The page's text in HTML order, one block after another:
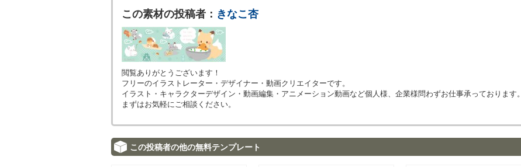
この素材の投稿者： きなこ杏
閲覧ありがとうございます！
フリーのイラストレーター・デザイナー・動画クリエイターです。
イラスト・キャラクターデザイン・動画編集・アニメーション動画など個人様、企業様問わずお仕事承っております。
まずはお気軽にご相談ください。
この投稿者の他の無料テンプレート